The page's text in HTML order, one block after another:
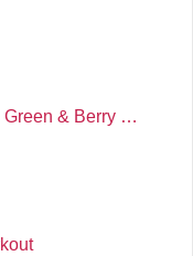
Green & Berry …